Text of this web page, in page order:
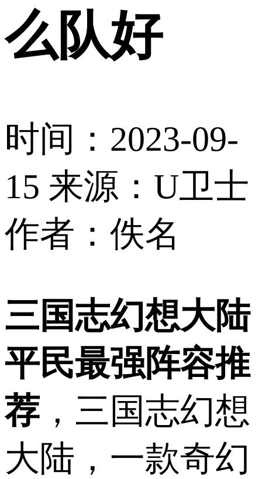
么队好
时间：2023-09-
15 来源：U卫士
作者：佚名
三国志幻想大陆
平民最强阵容推
荐，三国志幻想
大陆，一款奇幻